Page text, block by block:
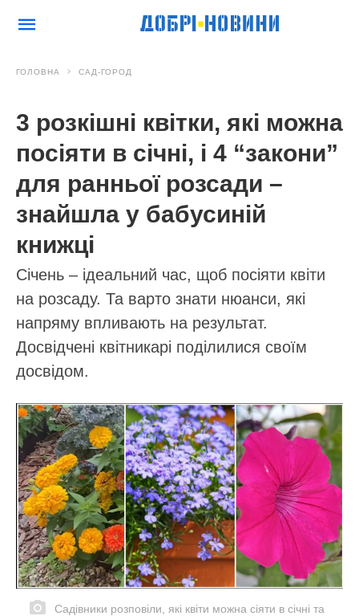
ГОЛОВНА САД-ГОРОД
3 розкішні квітки, які можна
посіяти в січні, і 4 “закони”
для ранньої розсади –
знайшла у бабусиній
книжці
Січень – ідеальний час, щоб посіяти квіти
на розсаду. Та варто знати нюанси, які
напряму впливають на результат.
Досвідчені квітникарі поділилися своїм
досвідом.
Садівники розповіли, які квіти можна сіяти в січні та